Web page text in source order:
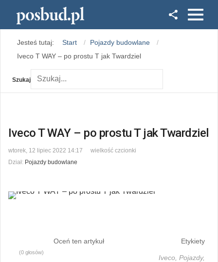
Instagram
Jesteś tutaj: Start
Pojazdy budowlane
Iveco T WAY – po prostu T jak Twardziel
Szukaj
Iveco T WAY – po prostu T jak Twardziel
wtorek, 12 lipiec 2022 14:17
wielkość czcionki
Dział: Pojazdy budowlane
Oceń ten artykuł
(0 głosów)
Etykiety
Iveco, Pojazdy,